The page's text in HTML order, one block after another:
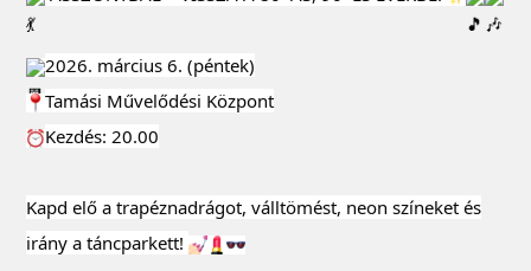
2026. március 6. (péntek)
Tamási Művelődési Központ
Kezdés: 20.00
Kapd elő a trapéznadrágot, válltömést, neon színeket és
irány a táncparkett!